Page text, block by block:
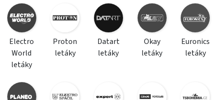
Electro
World
letáky
Proton
letáky
Datart
letáky
Okay
letáky
Euronics
letáky